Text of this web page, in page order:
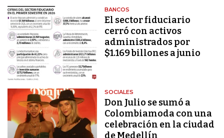
BANCOS
El sector fiduciario
cerró con activos
administrados por
$1.169 billones a junio
SOCIALES
Don Julio se sumó a
Colombiamoda con una
celebración en la ciudad
de Medellín